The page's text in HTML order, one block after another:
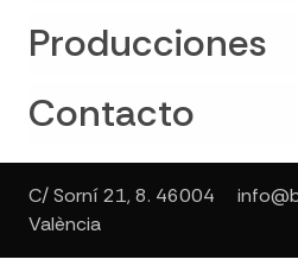
Producciones
Contacto
C/ Sorní 21, 8. 46004
València